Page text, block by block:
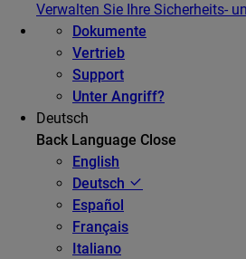
Verwalten Sie Ihre Sicherheits-
Dokumente
Vertrieb
Support
Unter Angriff?
Deutsch
Back Language Close
English
Deutsch
Español
Français
Italiano